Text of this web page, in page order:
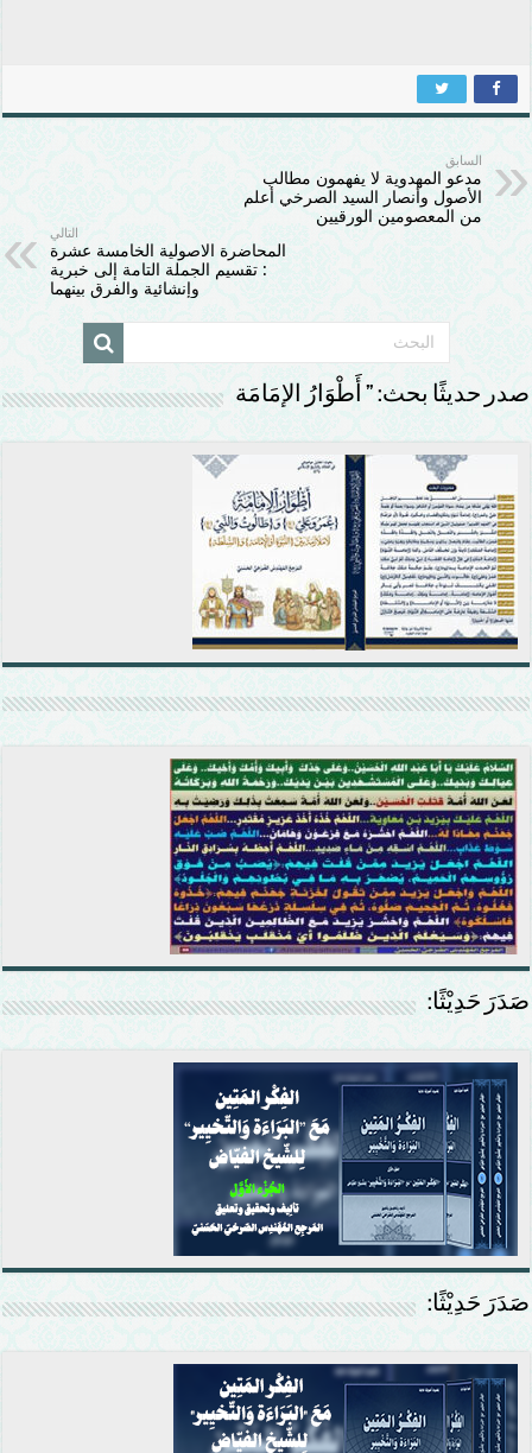
السابق
مدعو المهدوية لا يفهمون مطالب
الأصول وأنصار السيد الصرخي أعلم
من المعصومين الورقيين
التالي
المحاضرة الاصولية الخامسة عشرة
: تقسيم الجملة التامة إلى خبرية
وإنشائية والفرق بينهما
صدر حديثًا بحث: ” أَطْوَارُ الإمَامَة
صَدَرَ حَدِيْثًا:
صَدَرَ حَدِيْثًا: